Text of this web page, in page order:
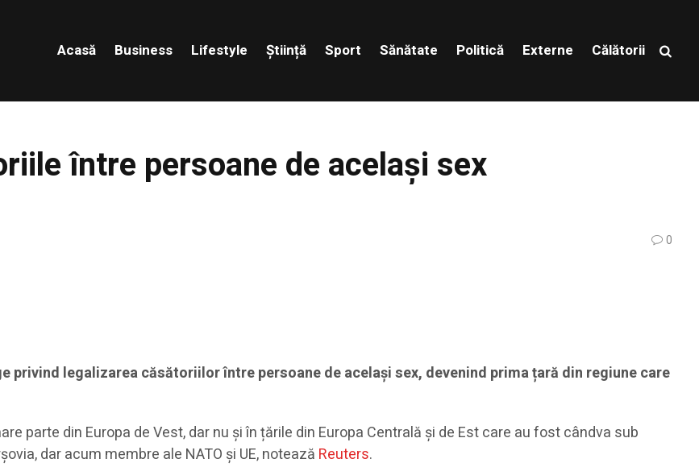
Acasă Business Lifestyle Știință Sport Sănătate Politică Externe Călătorii
între persoane de același sex
0
privind legalizarea căsătoriilor între persoane de același sex, devenind prima țară din regiune care
parte din Europa de Vest, dar nu și în țările din Europa Centrală și de Est care au fost cândva sub
dar acum membre ale NATO și UE, notează Reuters.